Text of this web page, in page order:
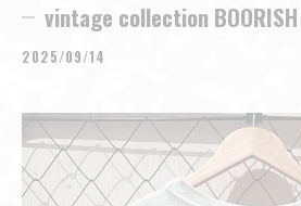
vintage collection BOORISH
2025/09/14